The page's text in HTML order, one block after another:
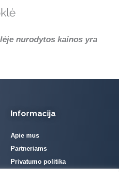
nurodytos kainos yra
Informacija
Apie mus
Partneriams
Privatumo politika